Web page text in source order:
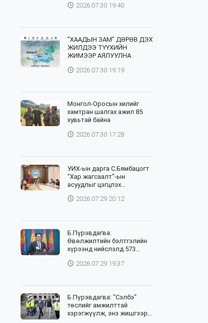
вакцинжуулалтыг зохион
2026.07.30 19:40
”ХААДЫН ЗАМ" ДӨРӨВ ДЭХ
ЖИЛДЭЭ ТҮҮХИЙН
ЖИМЭЭР АЯЛУУЛНА
2026.07.30 19:19
Монгол-Оросын хилийг
хамтран шалгах ажил 85
хувьтай байна
2026.07.30 17:28
УИХ-ын дарга С.Бямбацогт
“Хар жагсаалт”-ын
асуудлыг цэгцлэх
удирдлагад 30 хоногийн
2026.07.29 20:12
Б.Пүрэвдагва:
Өвөлжилтийн бэлтгэлийн
хүрээнд нийслэлд 573
хэрэгжүүлж байна
2026.07.29 19:37
Б.Пүрэвдагва: "Сэлбэ"
төслийг амжилттай
хэрэгжүүлж, энэ жишгээр